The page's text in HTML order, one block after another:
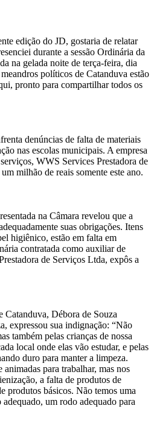
edição do JD, gostaria de relatar
durante a sessão Ordinária da
na gelada noite de terça-feira, dia
políticos de Catanduva estão
pronto para compartilhar todos os
denúncias de falta de materiais
nas escolas municipais. A empresa
WWS Services Prestadora de
milhão de reais somente este ano.
na Câmara revelou que a
suas obrigações. Itens
higiênico, estão em falta em
contratada como auxiliar de
de Serviços Ltda, expôs a
Catanduva, Débora de Souza
expressou sua indignação: “Não
também pelas crianças de nossa
local onde elas vão estudar, e pelas
duro para manter a limpeza.
animadas para trabalhar, mas nos
a falta de produtos de
produtos básicos. Não temos uma
adequado, um rodo adequado para